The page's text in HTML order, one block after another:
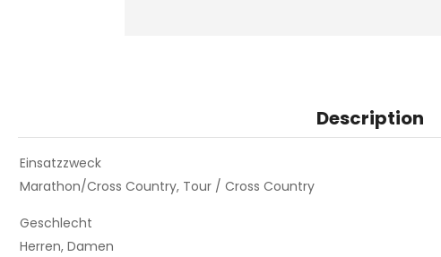
Description
Einsatzzweck
Marathon/Cross Country, Tour / Cross Country
Geschlecht
Herren, Damen